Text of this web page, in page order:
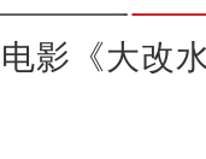
电影《大改